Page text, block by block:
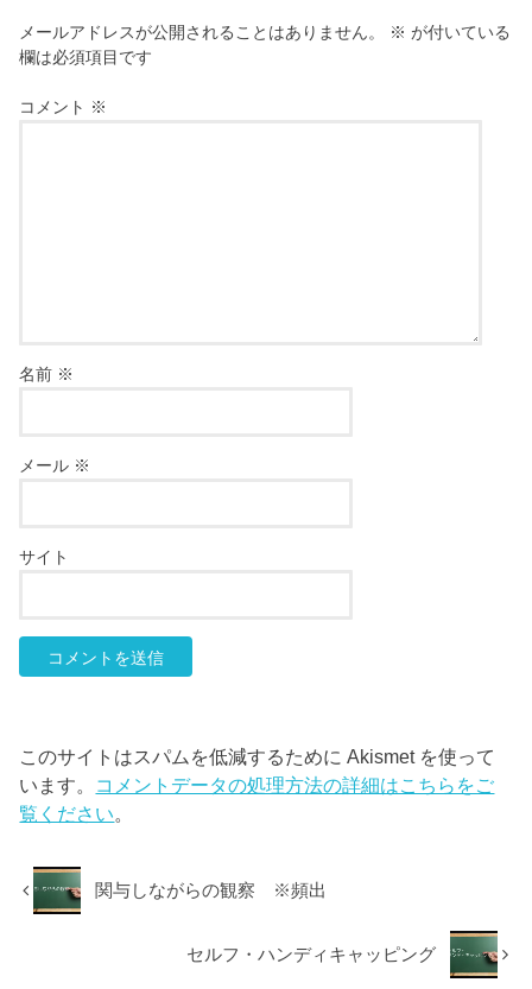
メールアドレスが公開されることはありません。 ※ が付いている
欄は必須項目です
コメント ※
名前 ※
メール ※
サイト
このサイトはスパムを低減するために Akismet を使って
います。 コメントデータの処理方法の詳細はこちらをご
覧ください。
関与しながらの観察 ※頻出
セルフ・ハンディキャッピング